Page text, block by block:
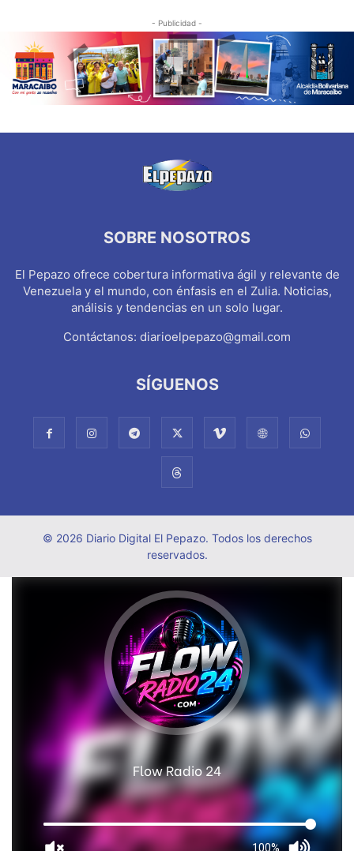
- Publicidad -
SOBRE NOSOTROS
El Pepazo ofrece cobertura informativa ágil y relevante de
Venezuela y el mundo, con énfasis en el Zulia. Noticias,
análisis y tendencias en un solo lugar.
Contáctanos: diarioelpepazo@gmail.com
SÍGUENOS
© 2026 Diario Digital El Pepazo. Todos los derechos
reservados.